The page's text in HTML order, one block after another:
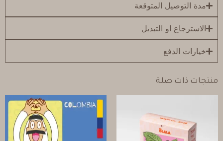
مدة التوصيل المتوقعة
الاسترجاع او التبديل
خيارات الدفع
منتجات ذات صلة